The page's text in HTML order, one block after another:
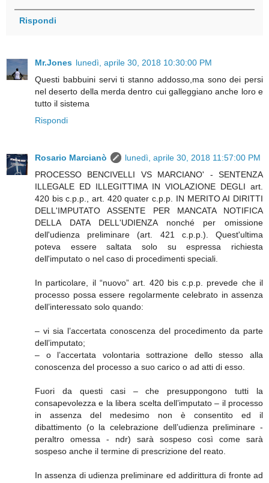
Rispondi
Mr.Jones lunedì, aprile 30, 2018 10:30:00 PM
Questi babbuini servi ti stanno addosso,ma sono dei persi
nel deserto della merda dentro cui galleggiano anche loro e
tutto il sistema
Rispondi
Rosario Marcianò
lunedì, aprile 30, 2018 11:57:00 PM
PROCESSO BENCIVELLI VS MARCIANO' - SENTENZA
ILLEGALE ED ILLEGITTIMA IN VIOLAZIONE DEGLI art.
420 bis c.p.p., art. 420 quater c.p.p. IN MERITO AI DIRITTI
DELL'IMPUTATO ASSENTE PER MANCATA NOTIFICA
DELLA DATA DELL'UDIENZA nonché per omissione
dell'udienza preliminare (art. 421 c.p.p.). Quest'ultima
poteva essere saltata solo su espressa richiesta
dell'imputato o nel caso di procedimenti speciali.
In particolare, il “nuovo” art. 420 bis c.p.p. prevede che il
processo possa essere regolarmente celebrato in assenza
dell’interessato solo quando:
– vi sia l’accertata conoscenza del procedimento da parte
dell’imputato;
– o l’accertata volontaria sottrazione dello stesso alla
conoscenza del processo a suo carico o ad atti di esso.
Fuori da questi casi – che presuppongono tutti la
consapevolezza e la libera scelta dell’imputato – il processo
in assenza del medesimo non è consentito ed il
dibattimento (o la celebrazione dell’udienza preliminare -
peraltro omessa - ndr) sarà sospeso così come sarà
sospeso anche il termine di prescrizione del reato.
In assenza di udienza preliminare ed addirittura di fronte ad